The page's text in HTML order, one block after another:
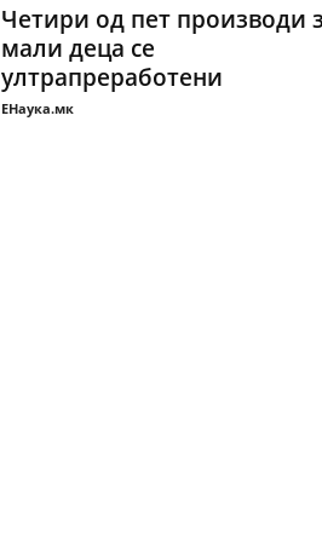
Четири од пет производи
мали деца се
ултрапреработени
ЕНаука.мк